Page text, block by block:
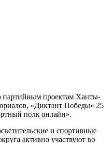
партийным проектам Ханты-
«Диктант Победы» 25
полк онлайн».
и спортивные
активно участвуют во